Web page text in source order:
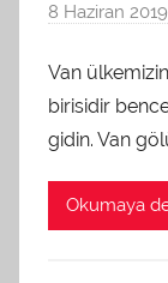
8 Haziran 2019
Van
birisidir
gidin. Van
Okumaya